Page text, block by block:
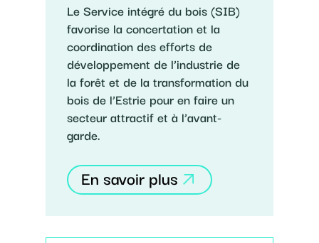
Le Service intégré du bois (SIB)
favorise la concertation et la
coordination des efforts de
développement de l’industrie de
la forêt et de la transformation du
bois de l’Estrie pour en faire un
secteur attractif et à l’avant-
garde.
En savoir plus